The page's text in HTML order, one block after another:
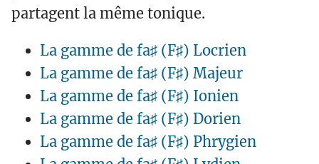
partagent la même tonique.
La gamme de fa♯ (F♯) Locrien
La gamme de fa♯ (F♯) Majeur
La gamme de fa♯ (F♯) Ionien
La gamme de fa♯ (F♯) Dorien
La gamme de fa♯ (F♯) Phrygien